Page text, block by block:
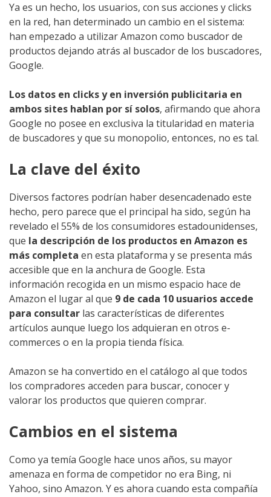
Ya es un hecho, los usuarios, con sus acciones y clicks
en la red, han determinado un cambio en el sistema:
han empezado a utilizar Amazon como buscador de
productos dejando atrás al buscador de los buscadores,
Google.
Los datos en clicks y en inversión publicitaria en
ambos sites hablan por sí solos, afirmando que ahora
Google no posee en exclusiva la titularidad en materia
de buscadores y que su monopolio, entonces, no es tal.
La clave del éxito
Diversos factores podrían haber desencadenado este
hecho, pero parece que el principal ha sido, según ha
revelado el 55% de los consumidores estadounidenses,
que la descripción de los productos en Amazon es
más completa en esta plataforma y se presenta más
accesible que en la anchura de Google. Esta
información recogida en un mismo espacio hace de
Amazon el lugar al que 9 de cada 10 usuarios accede
para consultar las características de diferentes
artículos aunque luego los adquieran en otros e-
commerces o en la propia tienda física.
Amazon se ha convertido en el catálogo al que todos
los compradores acceden para buscar, conocer y
valorar los productos que quieren comprar.
Cambios en el sistema
Como ya temía Google hace unos años, su mayor
amenaza en forma de competidor no era Bing, ni
Yahoo, sino Amazon. Y es ahora cuando esta compañía